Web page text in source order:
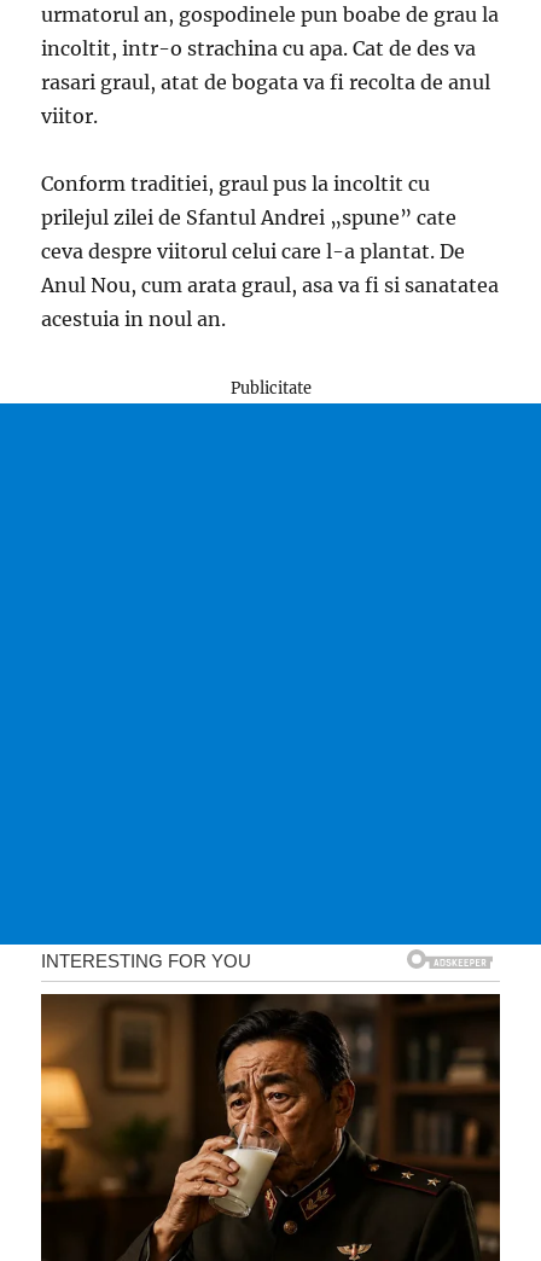
urmatorul an, gospodinele pun boabe de grau la
incoltit, intr-o strachina cu apa. Cat de des va
rasari graul, atat de bogata va fi recolta de anul
viitor.
Conform traditiei, graul pus la incoltit cu
prilejul zilei de Sfantul Andrei „spune” cate
ceva despre viitorul celui care l-a plantat. De
Anul Nou, cum arata graul, asa va fi si sanatatea
acestuia in noul an.
Publicitate